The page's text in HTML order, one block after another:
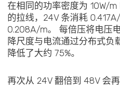
在相同的功率密度为 10W/
的拉线，24V 条消耗
0.208A/m。 每倍压将电压
降尺度与电流通过分布式负
降低了大约 75%。
再次从 24V 翻倍到 48V 会再